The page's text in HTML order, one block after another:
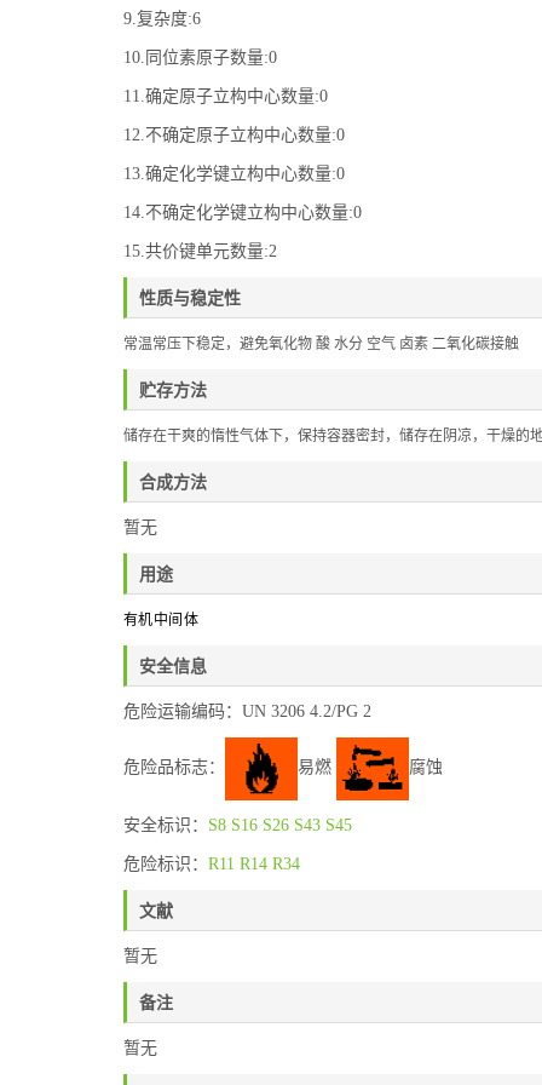
9.复杂度:6
10.同位素原子数量:0
11.确定原子立构中心数量:0
12.不确定原子立构中心数量:0
13.确定化学键立构中心数量:0
14.不确定化学键立构中心数量:0
15.共价键单元数量:2
性质与稳定性
常温常压下稳定，避免氧化物 酸 水分 空气 卤素 二氧化碳接触
贮存方法
储存在干爽的惰性气体下，保持容器密封，储存在阴凉，干燥的
合成方法
暂无
用途
有机中间体
安全信息
危险运输编码：UN 3206 4.2/PG 2
危险品标志： 易燃 腐蚀
安全标识： S8 S16 S26 S43 S45
危险标识： R11 R14 R34
文献
暂无
备注
暂无